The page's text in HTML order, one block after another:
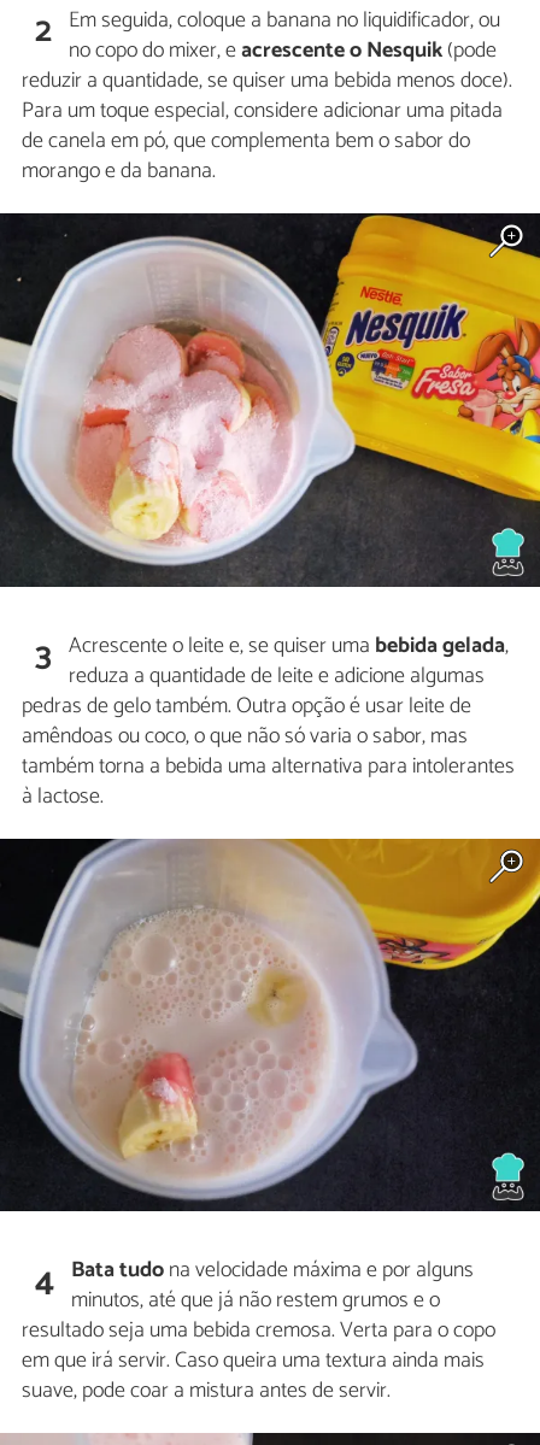
2 Em seguida, coloque a banana no liquidificador, ou
no copo do mixer, eacrescente o Nesquik(pode
reduzir a quantidade, se quiser uma bebida menos doce).
Para um toque especial, considere adicionar uma pitada
de canela em pó, que complementa bem o sabor do
morango e da banana.
3 Acrescente o leite e, se quiser uma bebida gelada,
reduza a quantidade de leite e adicione algumas
pedras de gelo também. Outra opção é usar leite de
amêndoas ou coco, o que não só varia o sabor, mas
também torna a bebida uma alternativa para intolerantes
à lactose.
4 Bata tudona velocidade máxima e por alguns
minutos, até que já não restem grumos e o
resultado seja uma bebida cremosa. Verta para o copo
em que irá servir. Caso queira uma textura ainda mais
suave, pode coar a mistura antes de servir.